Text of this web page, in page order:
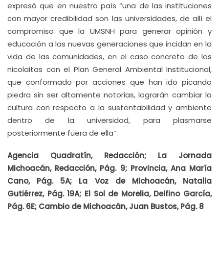
expresó que en nuestro país “una de las instituciones
con mayor credibilidad son las universidades, de allí el
compromiso que la UMSNH para generar opinión y
educación a las nuevas generaciones que incidan en la
vida de las comunidades, en el caso concreto de los
nicolaitas con el Plan General Ambiental Institucional,
que conformado por acciones que han ido picando
piedra sin ser altamente notorias, lograrán cambiar la
cultura con respecto a la sustentabilidad y ambiente
dentro de la universidad, para plasmarse
posteriormente fuera de ella”.
Agencia Quadratín, Redacción; La Jornada
Michoacán, Redacción, Pág. 9; Provincia, Ana María
Cano, Pág. 5A; La Voz de Michoacán, Natalia
Gutiérrez, Pág. 19A; El Sol de Morelia, Delfino García,
Pág. 6E; Cambio de Michoacán, Juan Bustos, Pág. 8